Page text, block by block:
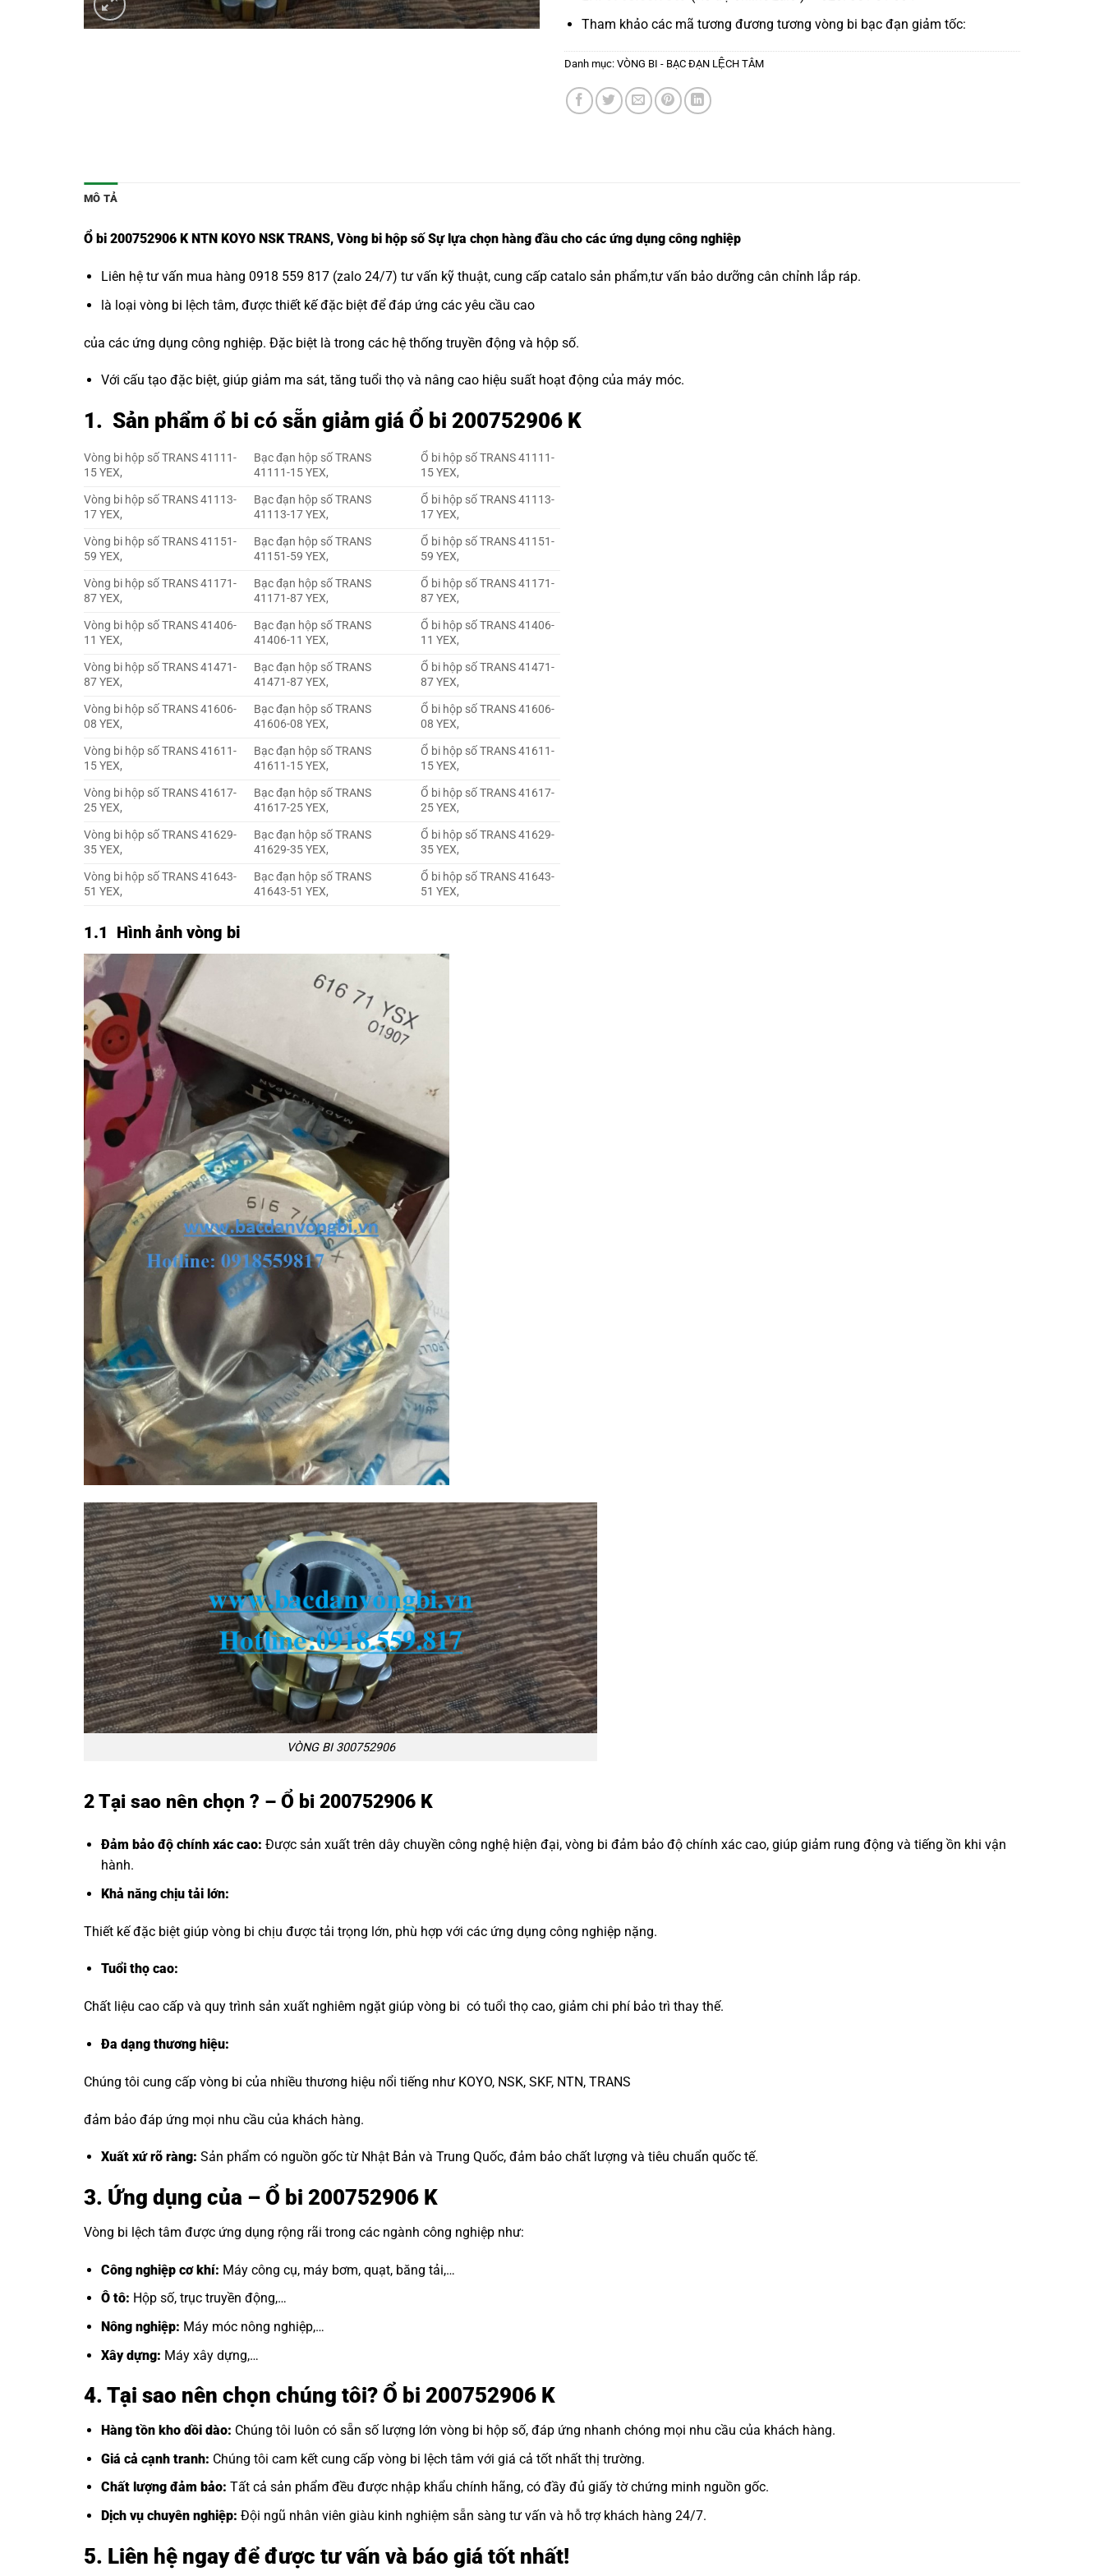
Tham khảo các mã tương đương tương vòng bi bạc đạn giảm tốc:
Danh mục: VÒNG BI - BẠC ĐẠN LỆCH TÂM
MÔ TẢ
Ổ bi 200752906 K NTN KOYO NSK TRANS, Vòng bi hộp số Sự lựa chọn hàng đầu cho các ứng dụng công nghiệp
Liên hệ tư vấn mua hàng 0918 559 817 (zalo 24/7) tư vấn kỹ thuật, cung cấp catalo sản phẩm,tư vấn bảo dưỡng cân chỉnh lắp ráp.
là loại vòng bi lệch tâm, được thiết kế đặc biệt để đáp ứng các yêu cầu cao
của các ứng dụng công nghiệp. Đặc biệt là trong các hệ thống truyền động và hộp số.
Với cấu tạo đặc biệt, giúp giảm ma sát, tăng tuổi thọ và nâng cao hiệu suất hoạt động của máy móc.
1. Sản phẩm ổ bi có sẵn giảm giá Ổ bi 200752906 K
Vòng bi hộp số TRANS 41111-
15 YEX,
Bạc đạn hộp số TRANS
41111-15 YEX,
Ổ bi hộp số TRANS 41111-
15 YEX,
Vòng bi hộp số TRANS 41113-
17 YEX,
Bạc đạn hộp số TRANS
41113-17 YEX,
Ổ bi hộp số TRANS 41113-
17 YEX,
Vòng bi hộp số TRANS 41151-
59 YEX,
Bạc đạn hộp số TRANS
41151-59 YEX,
Ổ bi hộp số TRANS 41151-
59 YEX,
Vòng bi hộp số TRANS 41171-
87 YEX,
Bạc đạn hộp số TRANS
41171-87 YEX,
Ổ bi hộp số TRANS 41171-
87 YEX,
Vòng bi hộp số TRANS 41406-
11 YEX,
Bạc đạn hộp số TRANS
41406-11 YEX,
Ổ bi hộp số TRANS 41406-
11 YEX,
Vòng bi hộp số TRANS 41471-
87 YEX,
Bạc đạn hộp số TRANS
41471-87 YEX,
Ổ bi hộp số TRANS 41471-
87 YEX,
Vòng bi hộp số TRANS 41606-
08 YEX,
Bạc đạn hộp số TRANS
41606-08 YEX,
Ổ bi hộp số TRANS 41606-
08 YEX,
Vòng bi hộp số TRANS 41611-
15 YEX,
Bạc đạn hộp số TRANS
41611-15 YEX,
Ổ bi hộp số TRANS 41611-
15 YEX,
Vòng bi hộp số TRANS 41617-
25 YEX,
Bạc đạn hộp số TRANS
41617-25 YEX,
Ổ bi hộp số TRANS 41617-
25 YEX,
Vòng bi hộp số TRANS 41629-
35 YEX,
Bạc đạn hộp số TRANS
41629-35 YEX,
Ổ bi hộp số TRANS 41629-
35 YEX,
Vòng bi hộp số TRANS 41643-
51 YEX,
Bạc đạn hộp số TRANS
41643-51 YEX,
Ổ bi hộp số TRANS 41643-
51 YEX,
1.1 Hình ảnh vòng bi
VÒNG BI 300752906
2 Tại sao nên chọn ? – Ổ bi 200752906 K
Đảm bảo độ chính xác cao: Được sản xuất trên dây chuyền công nghệ hiện đại, vòng bi đảm bảo độ chính xác cao, giúp giảm rung động và tiếng ồn khi vận
hành.
Khả năng chịu tải lớn:
Thiết kế đặc biệt giúp vòng bi chịu được tải trọng lớn, phù hợp với các ứng dụng công nghiệp nặng.
Tuổi thọ cao:
Chất liệu cao cấp và quy trình sản xuất nghiêm ngặt giúp vòng bi có tuổi thọ cao, giảm chi phí bảo trì thay thế.
Đa dạng thương hiệu:
Chúng tôi cung cấp vòng bi của nhiều thương hiệu nổi tiếng như KOYO, NSK, SKF, NTN, TRANS
đảm bảo đáp ứng mọi nhu cầu của khách hàng.
Xuất xứ rõ ràng: Sản phẩm có nguồn gốc từ Nhật Bản và Trung Quốc, đảm bảo chất lượng và tiêu chuẩn quốc tế.
3. Ứng dụng của – Ổ bi 200752906 K
Vòng bi lệch tâm được ứng dụng rộng rãi trong các ngành công nghiệp như:
Công nghiệp cơ khí: Máy công cụ, máy bơm, quạt, băng tải,…
Ô tô: Hộp số, trục truyền động,…
Nông nghiệp: Máy móc nông nghiệp,…
Xây dựng: Máy xây dựng,…
4. Tại sao nên chọn chúng tôi? Ổ bi 200752906 K
Hàng tồn kho dồi dào: Chúng tôi luôn có sẵn số lượng lớn vòng bi hộp số, đáp ứng nhanh chóng mọi nhu cầu của khách hàng.
Giá cả cạnh tranh: Chúng tôi cam kết cung cấp vòng bi lệch tâm với giá cả tốt nhất thị trường.
Chất lượng đảm bảo: Tất cả sản phẩm đều được nhập khẩu chính hãng, có đầy đủ giấy tờ chứng minh nguồn gốc.
Dịch vụ chuyên nghiệp: Đội ngũ nhân viên giàu kinh nghiệm sẵn sàng tư vấn và hỗ trợ khách hàng 24/7.
5. Liên hệ ngay để được tư vấn và báo giá tốt nhất!